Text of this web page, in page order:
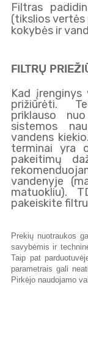
Filtras
(tikslios vertės
kokybės ir
ZEROWATER
FILTER
INCLUDES:
FILTRŲ
Kad
prižiūrėti.
priklauso
sistemos
vandens
terminai yra
pakeitimų
vandenyje
matuokliu).
pakeiskite
Prekių nuotraukos
savybėmis ir
Taip pat
parametrais gali
Pirkėjo naudojamo